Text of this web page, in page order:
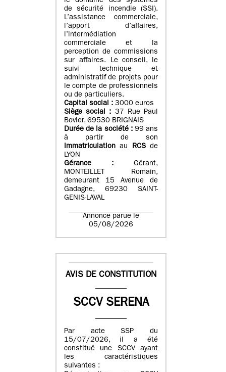
de sécurité incendie (SSI).
L’assistance commerciale,
l’apport d’affaires,
l’intermédiation
commerciale et la
perception de commissions
sur affaires. Le conseil, le
suivi technique et
administratif de projets pour
le compte de professionnels
ou de particuliers.
Capital social : 3000 euros
Siège social : 37 Rue Paul
Bovier, 69530 BRIGNAIS
Durée de la société : 99 ans
à partir de son
immatriculation au RCSde
LYON
Gérance :
Gérant,
MONTEILLET Romain,
demeurant 15 Avenue de
Gadagne, 69230 SAINT-
GENIS-LAVAL
Annonce parue le
05/08/2026
AVIS DE CONSTITUTION
SCCV SERENA
Par acte SSP du
15/07/2026, il a été
constitué une SCCV ayant
les caractéristiques
suivantes :